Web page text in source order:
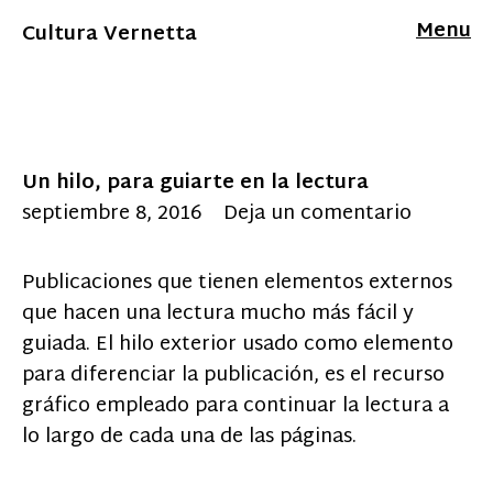
Cultura Vernetta Menu
Un hilo, para guiarte en la lectura
septiembre 8, 2016
Deja un comentario
Publicaciones que tienen elementos externos
que hacen una lectura mucho más fácil y
guiada. El hilo exterior usado como elemento
para diferenciar la publicación, es el recurso
gráfico empleado para continuar la lectura a
lo largo de cada una de las páginas.